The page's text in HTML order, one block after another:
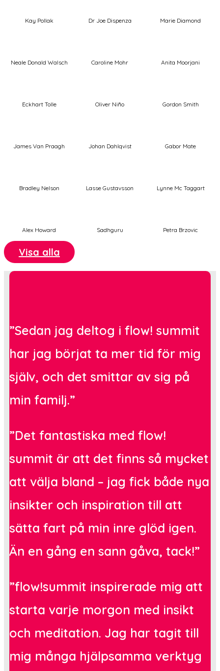
Kay Pollak Dr Joe Dispenza Marie Diamond
Neale Donald Walsch Caroline Mohr Anita Moorjani
Eckhart Tolle Oliver Niño Gordon Smith
James Van Praagh Johan Dahlqvist Gabor Mate
Bradley Nelson Lasse Gustavsson Lynne Mc Taggart
Alex Howard Sadhguru Petra Brzovic
Visa alla
”Sedan jag deltog i flow! summit
har jag börjat ta mer tid för mig
själv, och det smittar av sig på
min familj.”
”Det fantastiska med flow!
summit är att det finns så mycket
att välja bland – jag fick både nya
insikter och inspiration till att
sätta fart på min inre glöd igen.
Än en gång en sann gåva, tack!”
”flow!summit inspirerade mig att
starta varje morgon med insikt
och meditation. Jag har tagit till
mig många hjälpsamma verktyg